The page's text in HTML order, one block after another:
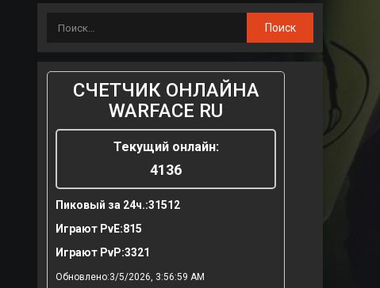
СЧЕТЧИК ОНЛАЙНА
WARFACE RU
Текущий онлайн:
4136
Пиковый за 24ч.:31512
Играют PvE:815
Играют PvP:3321
Обновлено:3/5/2026, 3:56:59 AM